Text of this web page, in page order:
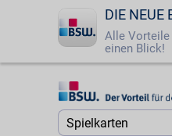
DIE NEUE
Alle Vorteile
einen Blick!
Startseite
Jetzt BSW-Mitglied
Startseite